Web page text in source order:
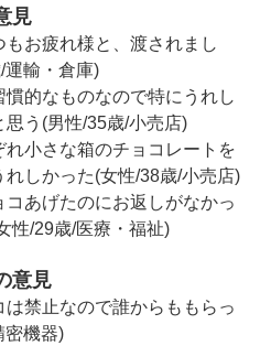
見
もお疲れ様と、渡されまし
運輸・倉庫)
慣的なものなので特にうれし
思う(男性/35歳/小売店)
れ小さな箱のチョコレートを
しかった(女性/38歳/小売店)
コあげたのにお返しがなかっ
性/29歳/医療・福祉)
意見
は禁止なので誰からももらっ
密機器)